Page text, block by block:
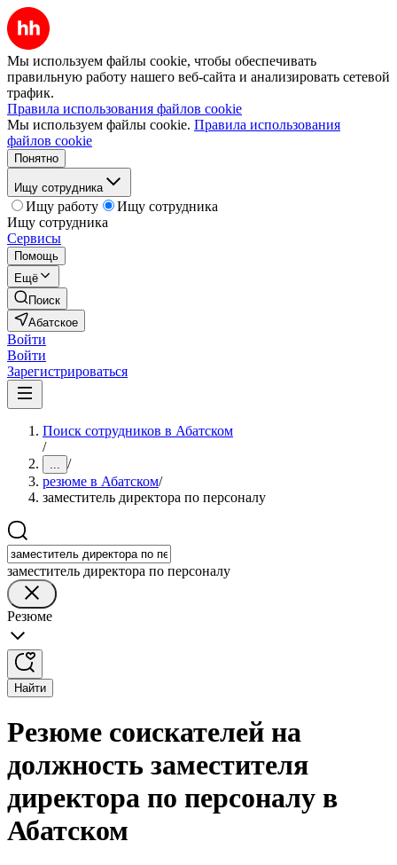
Мы используем файлы cookie, чтобы обеспечивать
правильную работу нашего веб-сайта и анализировать сетевой
трафик.
Правила использования файлов cookie
Мы используем файлы cookie. Правила использования
файлов cookie
Понятно
Ищу сотрудника
Ищу работу
Ищу сотрудника
Ищу сотрудника
Сервисы
Помощь
Ещё
Поиск
Абатское
Войти
Войти
Зарегистрироваться
Поиск сотрудников в Абатском
/
... /
резюме в Абатском/
заместитель директора по персоналу
заместитель директора по персоналу
Резюме
Найти
Резюме соискателей на
должность заместителя
директора по персоналу в
Абатском